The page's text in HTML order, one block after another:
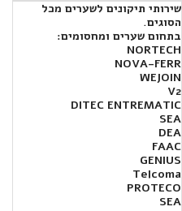
שירותי תיקונים לשערים מכל
הסוגים.
בתחום שערים ומחסומים:
NORTECH
NOVA-FERR
WEJOIN
V2
DITEC ENTREMATIC
SEA
DEA
FAAC
GENIUS
Telcoma
PROTECO
SEA